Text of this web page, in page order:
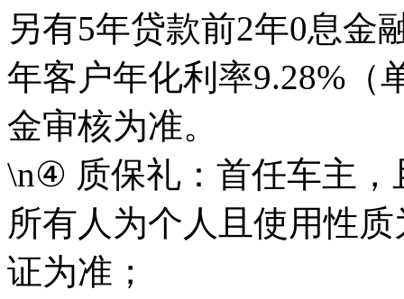
另有5年贷款前2年0息金融
年客户年化利率9.28%（
金审核为准。
\n④ 质保礼：首任车主
所有人为个人且使用性质
证为准；